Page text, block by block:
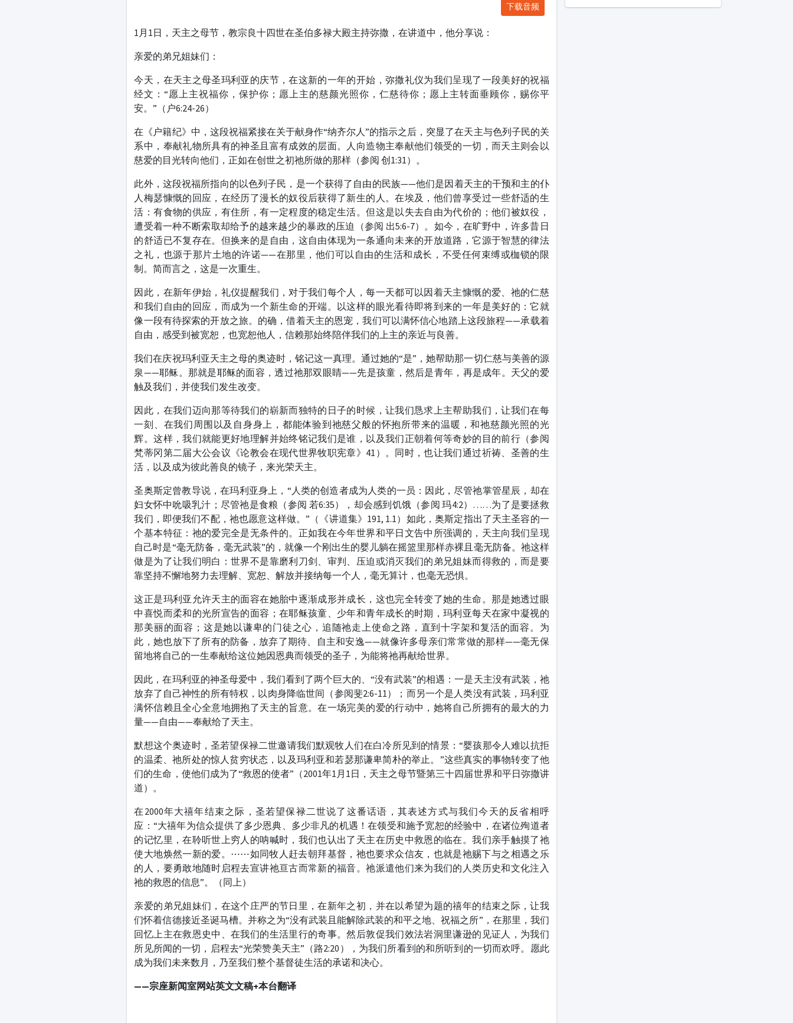
Arrow
decrease
volume.
下载音频
1月1日，天主之母节，教宗良十四世在圣伯多禄大殿主持弥撒，在讲道中，他分享说：
亲爱的弟兄姐妹们：
今天，在天主之母圣玛利亚的庆节，在这新的一年的开始，弥撒礼仪为我们呈现了一段美好的祝福
经文：“愿上主祝福你，保护你；愿上主的慈颜光照你，仁慈待你；愿上主转面垂顾你，赐你平
安。”（户6:24-26）
在《户籍纪》中，这段祝福紧接在关于献身作“纳齐尔人”的指示之后，突显了在天主与色列子民的关
系中，奉献礼物所具有的神圣且富有成效的层面。人向造物主奉献他们领受的一切，而天主则会以
慈爱的目光转向他们，正如在创世之初祂所做的那样（参阅 创1:31）。
此外，这段祝福所指向的以色列子民，是一个获得了自由的民族——他们是因着天主的干预和主的仆
人梅瑟慷慨的回应，在经历了漫长的奴役后获得了新生的人。在埃及，他们曾享受过一些舒适的生
活：有食物的供应，有住所，有一定程度的稳定生活。但这是以失去自由为代价的；他们被奴役，
遭受着一种不断索取却给予的越来越少的暴政的压迫（参阅 出5:6-7）。如今，在旷野中，许多昔日
的舒适已不复存在。但换来的是自由，这自由体现为一条通向未来的开放道路，它源于智慧的律法
之礼，也源于那片土地的许诺——在那里，他们可以自由的生活和成长，不受任何束缚或枷锁的限
制。简而言之，这是一次重生。
因此，在新年伊始，礼仪提醒我们，对于我们每个人，每一天都可以因着天主慷慨的爱、祂的仁慈
和我们自由的回应，而成为一个新生命的开端。以这样的眼光看待即将到来的一年是美好的：它就
像一段有待探索的开放之旅。的确，借着天主的恩宠，我们可以满怀信心地踏上这段旅程——承载着
自由，感受到被宽恕，也宽恕他人，信赖那始终陪伴我们的上主的亲近与良善。
我们在庆祝玛利亚天主之母的奥迹时，铭记这一真理。通过她的“是”，她帮助那一切仁慈与美善的源
泉——耶稣。那就是耶稣的面容，透过祂那双眼睛——先是孩童，然后是青年，再是成年。天父的爱
触及我们，并使我们发生改变。
因此，在我们迈向那等待我们的崭新而独特的日子的时候，让我们恳求上主帮助我们，让我们在每
一刻、在我们周围以及自身身上，都能体验到祂慈父般的怀抱所带来的温暖，和祂慈颜光照的光
辉。这样，我们就能更好地理解并始终铭记我们是谁，以及我们正朝着何等奇妙的目的前行（参阅
梵蒂冈第二届大公会议《论教会在现代世界牧职宪章》41）。同时，也让我们通过祈祷、圣善的生
活，以及成为彼此善良的镜子，来光荣天主。
圣奥斯定曾教导说，在玛利亚身上，“人类的创造者成为人类的一员：因此，尽管祂掌管星辰，却在
妇女怀中吮吸乳汁；尽管祂是食粮（参阅 若6:35），却会感到饥饿（参阅 玛4:2）……为了是要拯救
我们，即便我们不配，祂也愿意这样做。”（《讲道集》191, 1.1）如此，奥斯定指出了天主圣容的一
个基本特征：祂的爱完全是无条件的。正如我在今年世界和平日文告中所强调的，天主向我们呈现
自己时是“毫无防备，毫无武装”的，就像一个刚出生的婴儿躺在摇篮里那样赤裸且毫无防备。祂这样
做是为了让我们明白：世界不是靠磨利刀剑、审判、压迫或消灭我们的弟兄姐妹而得救的，而是要
靠坚持不懈地努力去理解、宽恕、解放并接纳每一个人，毫无算计，也毫无恐惧。
这正是玛利亚允许天主的面容在她胎中逐渐成形并成长，这也完全转变了她的生命。那是她透过眼
中喜悦而柔和的光所宣告的面容；在耶稣孩童、少年和青年成长的时期，玛利亚每天在家中凝视的
那美丽的面容；这是她以谦卑的门徒之心，追随祂走上使命之路，直到十字架和复活的面容。为
此，她也放下了所有的防备，放弃了期待、自主和安逸——就像许多母亲们常常做的那样——毫无保
留地将自己的一生奉献给这位她因恩典而领受的圣子，为能将祂再献给世界。
因此，在玛利亚的神圣母爱中，我们看到了两个巨大的、“没有武装”的相遇：一是天主没有武装，祂
放弃了自己神性的所有特权，以肉身降临世间（参阅斐2:6-11）；而另一个是人类没有武装，玛利亚
满怀信赖且全心全意地拥抱了天主的旨意。在一场完美的爱的行动中，她将自己所拥有的最大的力
量——自由——奉献给了天主。
默想这个奥迹时，圣若望保禄二世邀请我们默观牧人们在白冷所见到的情景：“婴孩那令人难以抗拒
的温柔、祂所处的惊人贫穷状态，以及玛利亚和若瑟那谦卑简朴的举止。”这些真实的事物转变了他
们的生命，使他们成为了“救恩的使者”（2001年1月1日，天主之母节暨第三十四届世界和平日弥撒讲
道）。
在2000年大禧年结束之际，圣若望保禄二世说了这番话语，其表述方式与我们今天的反省相呼
应：“大禧年为信众提供了多少恩典、多少非凡的机遇！在领受和施予宽恕的经验中，在诸位殉道者
的记忆里，在聆听世上穷人的呐喊时，我们也认出了天主在历史中救恩的临在。我们亲手触摸了祂
使大地焕然一新的爱。⋯⋯如同牧人赶去朝拜基督，祂也要求众信友，也就是祂赐下与之相遇之乐
的人，要勇敢地随时启程去宣讲祂亘古而常新的福音。祂派遣他们来为我们的人类历史和文化注入
祂的救恩的信息”。（同上）
亲爱的弟兄姐妹们，在这个庄严的节日里，在新年之初，并在以希望为题的禧年的结束之际，让我
们怀着信德接近圣诞马槽。并称之为“没有武装且能解除武装的和平之地、祝福之所”，在那里，我们
回忆上主在救恩史中、在我们的生活里行的奇事。然后敦促我们效法岩洞里谦逊的见证人，为我们
所见所闻的一切，启程去“光荣赞美天主”（路2:20），为我们所看到的和所听到的一切而欢呼。愿此
成为我们未来数月，乃至我们整个基督徒生活的承诺和决心。
——宗座新闻室网站英文文稿+本台翻译